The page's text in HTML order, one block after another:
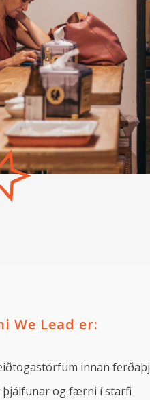
We Lead er:
innan
þjálfunar og færni í starfi